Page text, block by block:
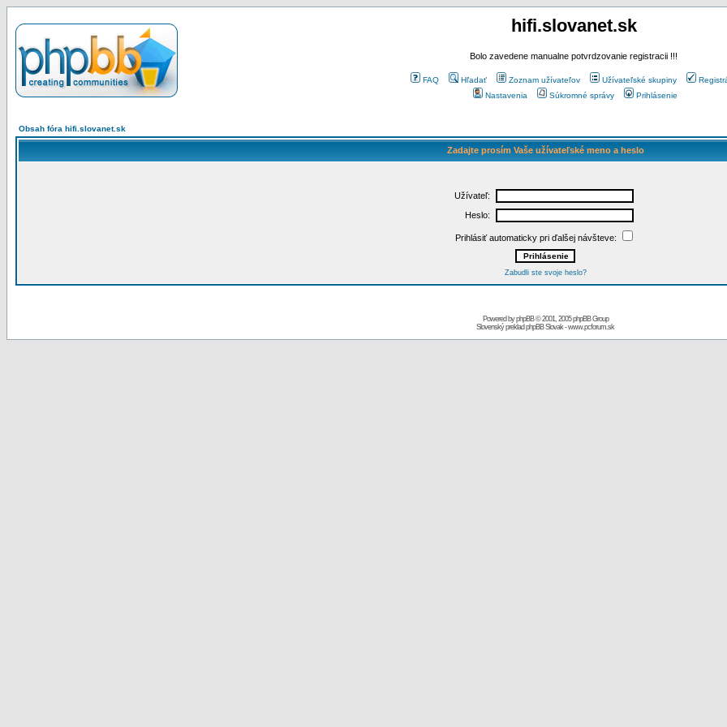
hifi.slovanet.sk
Bolo zavedene manualne potvrdzovanie registracii !!!
FAQ Hľadať Zoznam užívateľov Užívateľské skupiny
Nastavenia
Súkromné správy Prihlásenie
Obsah fóra hifi.slovanet.sk
Zadajte prosím Vaše užívateľské meno a heslo
Užívateľ:
Heslo:
Prihlásiť automaticky pri ďalšej návšteve:
Zabudli ste svoje heslo?
Powered byphpBB© 2001, 2005 phpBB Group
Slovenský preklad phpBB Slovak-www.pcforum.sk